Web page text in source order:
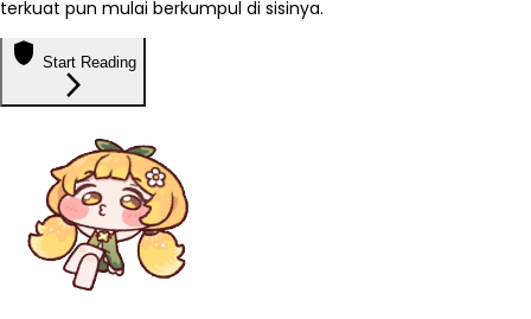
terkuat pun mulai berkumpul di sisinya.
shield Start Reading
arrow_forward_ios